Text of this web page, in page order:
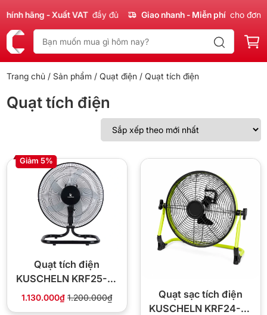
hãng - Xuất VAT đầy đủ Giao nhanh - Miễn phí cho đơn
Trang chủ / Sản phẩm / Quạt điện / Quạt tích điện
Quạt tích điện
Giảm 5%
Quạt tích điện
KUSCHELN KRF25-01
lưu lượng 2.090 m³/h
1.130.000₫ 1.200.000₫
Quạt sạc tích điện
KUSCHELN KRF24-01